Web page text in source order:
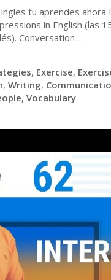
tu aprendes ahora
in English (las
Conversation ...
, Exercise,
, Writing,
, Vocabulary